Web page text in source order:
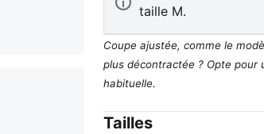
taille M.
Coupe ajustée, comme le
plus décontractée ? Opte pour
habituelle.
Tailles